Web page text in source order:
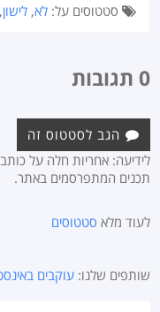
סטטוסים על:לא,לישון
0 תגובות
הגב לסטטוס זה
לידיעה: אחריות חלה על
תכנים המתפרסמים באתר.
לעוד מלא סטטוסים
שותפים שלנו:עוקבים